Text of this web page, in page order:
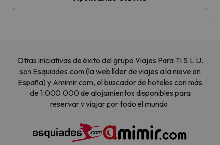
Otras iniciativas de éxito del grupo Viajes Para Ti S.L.U.
son Esquiades.com (la web líder de viajes a la nieve en
España) y Amimir.com, el buscador de hoteles con más
de 1.000.000 de alojamientos disponibles para
reservar y viajar por todo el mundo.